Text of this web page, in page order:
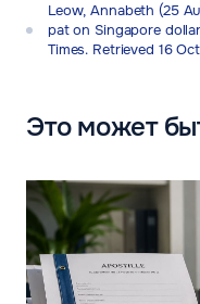
Leow, Annabeth (25
pat on Singapore
Times. Retrieved 16
Это может